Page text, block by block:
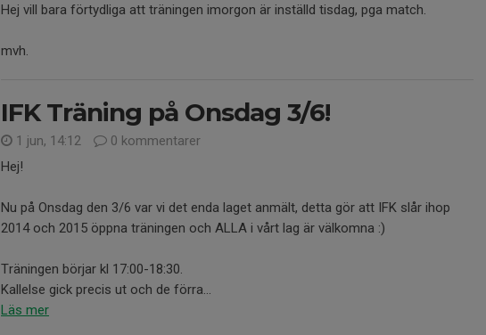
Hej vill bara förtydliga att träningen imorgon är inställd tisdag, pga match.
mvh.
IFK Träning på Onsdag 3/6!
1 jun, 14:12
0 kommentarer
Hej!
Nu på Onsdag den 3/6 var vi det enda laget anmält, detta gör att IFK slår ihop
2014 och 2015 öppna träningen och ALLA i vårt lag är välkomna :)
Träningen börjar kl 17:00-18:30.
Kallelse gick precis ut och de förra...
Läs mer